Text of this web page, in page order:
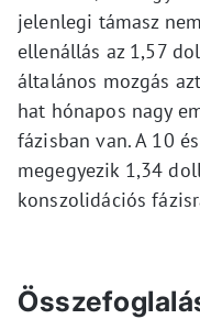
jelenlegi támasz
ellenállás az 1,57
általános mozgás
hat hónapos nagy
fázisban van. A 10
megegyezik 1,34
konszolidációs